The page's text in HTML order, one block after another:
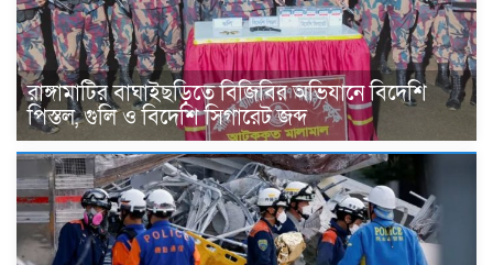
রাঙ্গামাটির বাঘাইছড়িতে বিজিবির অভিযানে বিদেশি
পিস্তল, গুলি ও বিদেশি সিগারেট জব্দ